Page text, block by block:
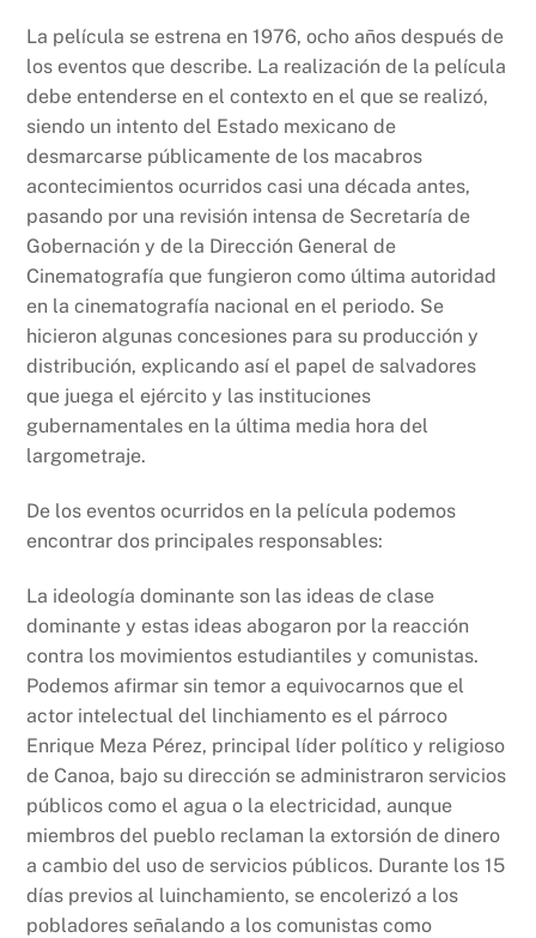
La película se estrena en 1976, ocho años después de
los eventos que describe. La realización de la película
debe entenderse en el contexto en el que se realizó,
siendo un intento del Estado mexicano de
desmarcarse públicamente de los macabros
acontecimientos ocurridos casi una década antes,
pasando por una revisión intensa de Secretaría de
Gobernación y de la Dirección General de
Cinematografía que fungieron como última autoridad
en la cinematografía nacional en el periodo. Se
hicieron algunas concesiones para su producción y
distribución, explicando así el papel de salvadores
que juega el ejército y las instituciones
gubernamentales en la última media hora del
largometraje.
De los eventos ocurridos en la película podemos
encontrar dos principales responsables:
La ideología dominante son las ideas de clase
dominante y estas ideas abogaron por la reacción
contra los movimientos estudiantiles y comunistas.
Podemos afirmar sin temor a equivocarnos que el
actor intelectual del linchiamento es el párroco
Enrique Meza Pérez, principal líder político y religioso
de Canoa, bajo su dirección se administraron servicios
públicos como el agua o la electricidad, aunque
miembros del pueblo reclaman la extorsión de dinero
a cambio del uso de servicios públicos. Durante los 15
días previos al luinchamiento, se encolerizó a los
pobladores señalando a los comunistas como